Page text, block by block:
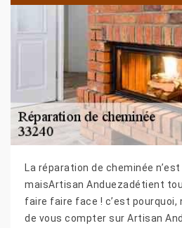
La réparation de cheminée
maisArtisan Anduezadétient
faire faire face ! c’est pourquoi,
de vous compter sur Artisan